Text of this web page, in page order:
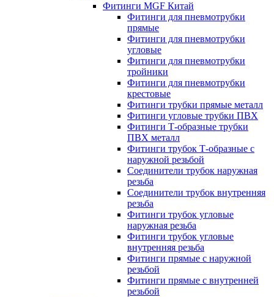
Фитинги MGF Китай
Фитинги для пневмотрубки
прямые
Фитинги для пневмотрубки
угловые
Фитинги для пневмотрубки
тройники
Фитинги для пневмотрубки
крестовые
Фитинги трубки прямые металл
Фитинги угловые трубки ПВХ
Фитинги Т-образные трубки
ПВХ металл
Фитинги трубок Т-образные с
наружной резьбой
Соединители трубок наружная
резьба
Соединители трубок внутренняя
резьба
Фитинги трубок угловые
наружная резьба
Фитинги трубок угловые
внутренняя резьба
Фитинги прямые с наружной
резьбой
Фитинги прямые с внутренней
резьбой